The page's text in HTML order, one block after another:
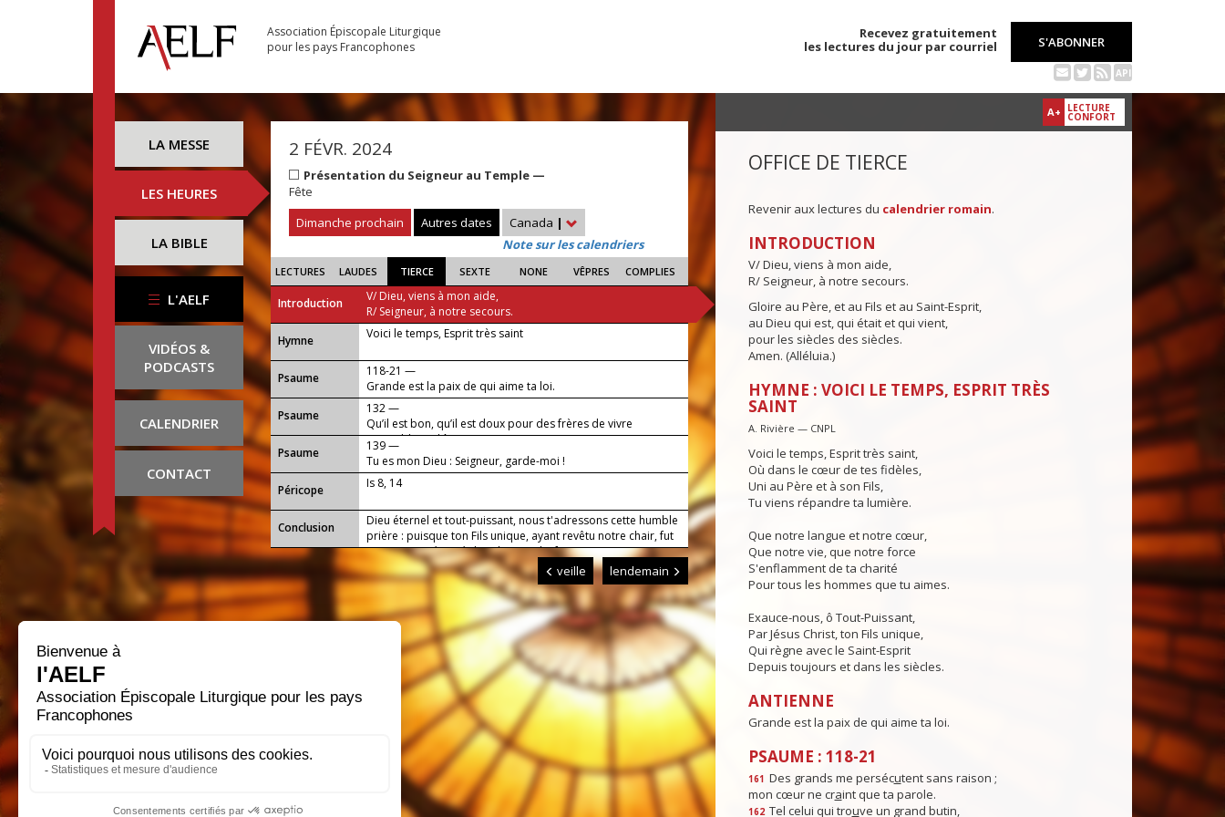
Association Épiscopale Liturgique
pour les pays Francophones
Recevez gratuitement
les lectures du jour par courriel
S'ABONNER
API
LA MESSE
LES HEURES
LA BIBLE
L'AELF
VIDÉOS &
PODCASTS
CALENDRIER
CONTACT
2 FÉVR. 2024
Présentation du Seigneur au Temple —
Fête
Dimanche prochain
Autres dates Canada |
Note sur les calendriers
LECTURES LAUDES TIERCE SEXTE NONE VÊPRES COMPLIES
Introduction
V/ Dieu, viens à mon aide,
R/ Seigneur, à notre secours.
...
Hymne Voici le temps, Esprit très saint
Psaume
118-21 —
Grande est la paix de qui aime ta loi.
Psaume
132 —
Qu’il est bon, qu’il est doux pour des frères de vivre
ensemble et d’être unis !
Psaume
139 —
Tu es mon Dieu : Seigneur, garde-moi !
Péricope
Is 8, 14
Conclusion
Dieu éternel et tout-puissant, nous t'adressons cette humble
prière : puisque ton Fils unique, ayant revêtu notre chair, fut
en ce jour présenté dans le Temple, fais que nous puissions
aussi, avec une âme purifiée, nous présenter devant toi.
veille lendemain
A+ LECTURE
CONFORT
OFFICE DE TIERCE
Revenir aux lectures du calendrier romain.
INTRODUCTION
V/ Dieu, viens à mon aide,
R/ Seigneur, à notre secours.
Gloire au Père, et au Fils et au Saint-Esprit,
au Dieu qui est, qui était et qui vient,
pour les siècles des siècles.
Amen. (Alléluia.)
HYMNE : VOICI LE TEMPS, ESPRIT TRÈS
SAINT
A. Rivière — CNPL
Voici le temps, Esprit très saint,
Où dans le cœur de tes fidèles,
Uni au Père et à son Fils,
Tu viens répandre ta lumière.
Que notre langue et notre cœur,
Que notre vie, que notre force
S'enflamment de ta charité
Pour tous les hommes que tu aimes.
Exauce-nous, ô Tout-Puissant,
Par Jésus Christ, ton Fils unique,
Qui règne avec le Saint-Esprit
Depuis toujours et dans les siècles.
ANTIENNE
Grande est la paix de qui aime ta loi.
PSAUME : 118-21
161 Des grands me persécutent sans raison ;
mon cœur ne craint que ta parole.
162 Tel celui qui trouve un grand butin,